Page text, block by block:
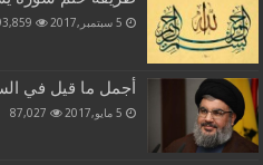
5 سبتمبر,2017
أجمل ما قيل في
5 مايو,2017 87,027